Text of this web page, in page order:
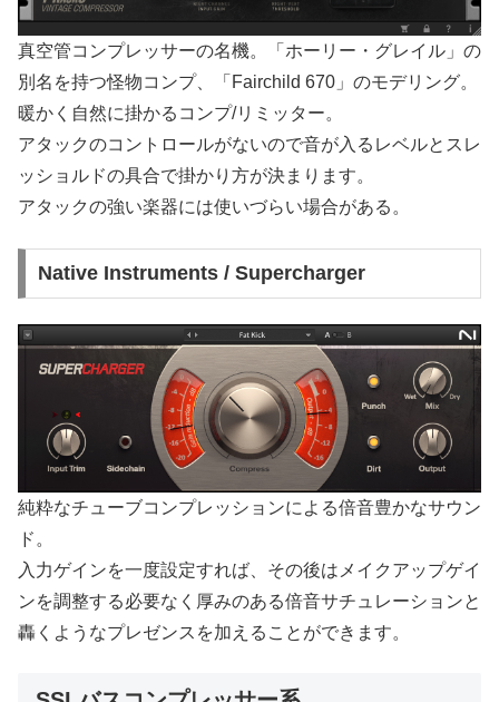
真空管コンプレッサーの名機。「ホーリー・グレイル」の
別名を持つ怪物コンプ、「Fairchild 670」のモデリング。
暖かく自然に掛かるコンプ/リミッター。
アタックのコントロールがないので音が入るレベルとスレ
ッショルドの具合で掛かり方が決まります。
アタックの強い楽器には使いづらい場合がある。
Native Instruments / Supercharger
純粋なチューブコンプレッションによる倍音豊かなサウン
ド。
入力ゲインを一度設定すれば、その後はメイクアップゲイ
ンを調整する必要なく厚みのある倍音サチュレーションと
轟くようなプレゼンスを加えることができます。